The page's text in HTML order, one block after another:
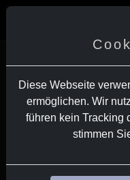
Diese Webseite
ermöglichen. Wir
führen kein Tracking
stimmen
FOTO-
Natur